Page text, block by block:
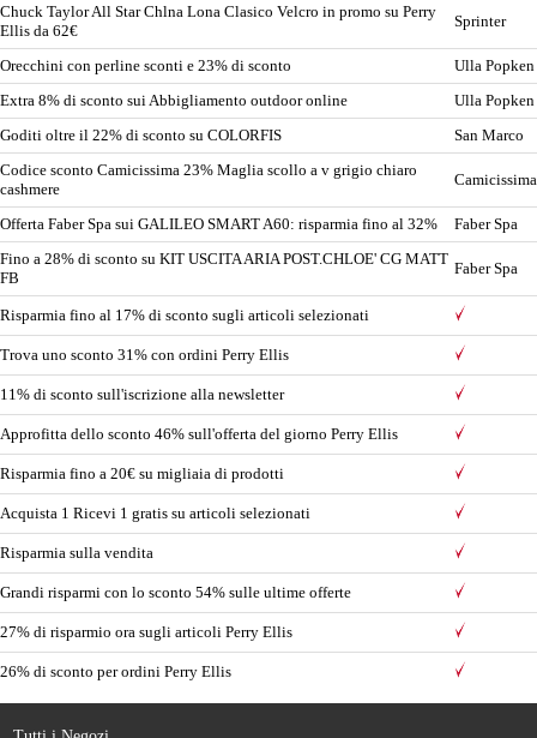
Chuck Taylor All Star Chlna Lona Clasico Velcro in promo su Perry
Ellis da 62€
Sprinter
Orecchini con perline sconti e 23% di sconto
Ulla Popken
Extra 8% di sconto sui Abbigliamento outdoor online
Ulla Popken
Goditi oltre il 22% di sconto su COLORFIS
San Marco
Codice sconto Camicissima 23% Maglia scollo a v grigio chiaro
cashmere
Camicissima
Offerta Faber Spa sui GALILEO SMART A60: risparmia fino al 32%
Faber Spa
Fino a 28% di sconto su KIT USCITA ARIA POST.CHLOE' CG MATT
FB
Faber Spa
Risparmia fino al 17% di sconto sugli articoli selezionati
Trova uno sconto 31% con ordini Perry Ellis
11% di sconto sull'iscrizione alla newsletter
Approfitta dello sconto 46% sull'offerta del giorno Perry Ellis
Risparmia fino a 20€ su migliaia di prodotti
Acquista 1 Ricevi 1 gratis su articoli selezionati
Risparmia sulla vendita
Grandi risparmi con lo sconto 54% sulle ultime offerte
27% di risparmio ora sugli articoli Perry Ellis
26% di sconto per ordini Perry Ellis